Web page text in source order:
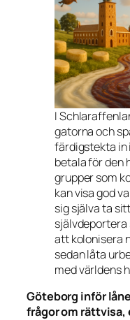
I
gatorna och
färdigstekta in
betala för den
grupper som
kan visa god
sig själva ta
självdeportera
att kolonisera
sedan låta
med världens
Göteborg inför
frågor om rättvisa,